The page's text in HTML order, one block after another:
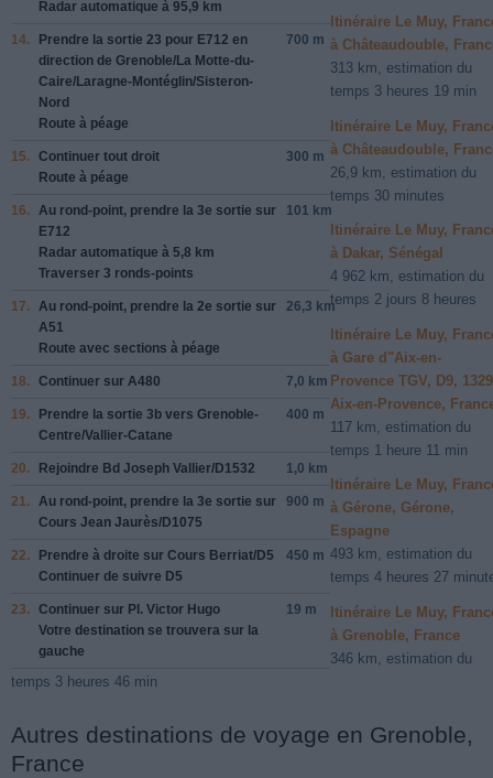
Radar automatique à 95,9 km
14. Prendre la sortie 23 pour E712 en
direction de Grenoble/​La Motte-du-
Caire/​Laragne-Montéglin/​Sisteron-
Nord
Route à péage
700 m
15. Continuer tout droit
Route à péage
300 m
16. Au rond-point, prendre la 3e sortie sur
E712
Radar automatique à 5,8 km
Traverser 3 ronds-points
101 km
17. Au rond-point, prendre la 2e sortie sur
A51
Route avec sections à péage
26,3 km
18. Continuer sur A480 7,0 km
19. Prendre la sortie 3b vers Grenoble-
Centre/​Vallier-Catane
400 m
20. Rejoindre Bd Joseph Vallier/​D1532 1,0 km
21. Au rond-point, prendre la 3e sortie sur
Cours Jean Jaurès/​D1075
900 m
22. Prendre à droite sur Cours Berriat/​D5
Continuer de suivre D5
450 m
23. Continuer sur Pl. Victor Hugo
Votre destination se trouvera sur la
gauche
19 m
Itinéraire Le Muy,
à Châteaudouble,
313 km, estimation du
temps 3 heures 19 min
Itinéraire Le Muy,
à Châteaudouble,
26,9 km, estimation du
temps 30 minutes
Itinéraire Le Muy,
à Dakar, Sénégal
4 962 km, estimation du
temps 2 jours 8 heures
Itinéraire Le Muy,
à Gare d"Aix-en-
Provence TGV, D9,
Aix-en-Provence,
117 km, estimation du
temps 1 heure 11 min
Itinéraire Le Muy,
à Gérone, Gérone,
Espagne
493 km, estimation du
temps 4 heures 27
Itinéraire Le Muy,
à Grenoble, France
346 km, estimation du
temps 3 heures 46 min
Autres destinations de voyage en Grenoble,
France